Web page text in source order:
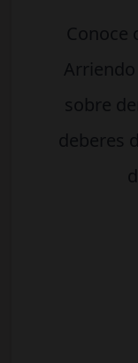
Conoce
sobre
deberes